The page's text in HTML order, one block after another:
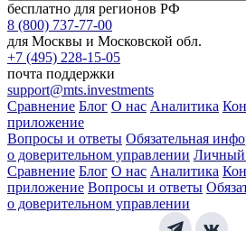
бесплатно для регионов РФ
8 (800) 737-77-00
для Москвы и Московской обл.
+7 (495) 228-15-05
почта поддержки
support@mts.investments
Сравнение Блог О нас Аналитика
приложение
Вопросы и ответы Обязательная
о доверительном управлении Личный
Сравнение Блог О нас Аналитика
приложение Вопросы и ответы
о доверительном управлении